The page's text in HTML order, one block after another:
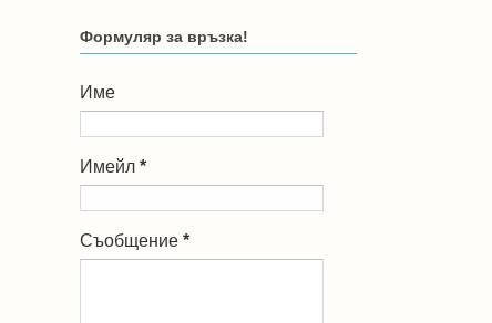
Формуляр за връзка!
Име
Имейл *
Съобщение *